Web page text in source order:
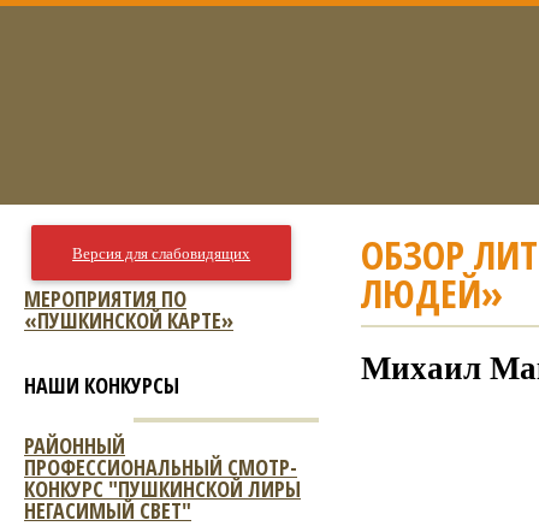
ОБЗОР
ЛЮДЕЙ»
Михаил
Версия для слабовидящих
МЕРОПРИЯТИЯ ПО
«ПУШКИНСКОЙ КАРТЕ»
НАШИ КОНКУРСЫ
РАЙОННЫЙ
ПРОФЕССИОНАЛЬНЫЙ СМОТР-
КОНКУРС "ПУШКИНСКОЙ ЛИРЫ
НЕГАСИМЫЙ СВЕТ"